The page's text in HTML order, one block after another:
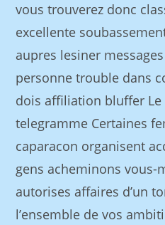
vous trouverez donc
excellente
aupres lesiner
personne trouble dans
dois affiliation bluffer Le
telegramme Certaines
caparacon organisent
gens acheminons vous-
autorises affaires d’un
l’ensemble de vos